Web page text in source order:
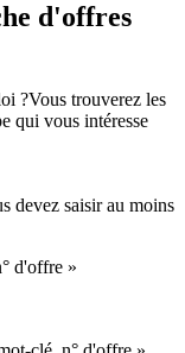
d'offres
?Vous trouverez les
qui vous intéresse
devez saisir au moins
d'offre »